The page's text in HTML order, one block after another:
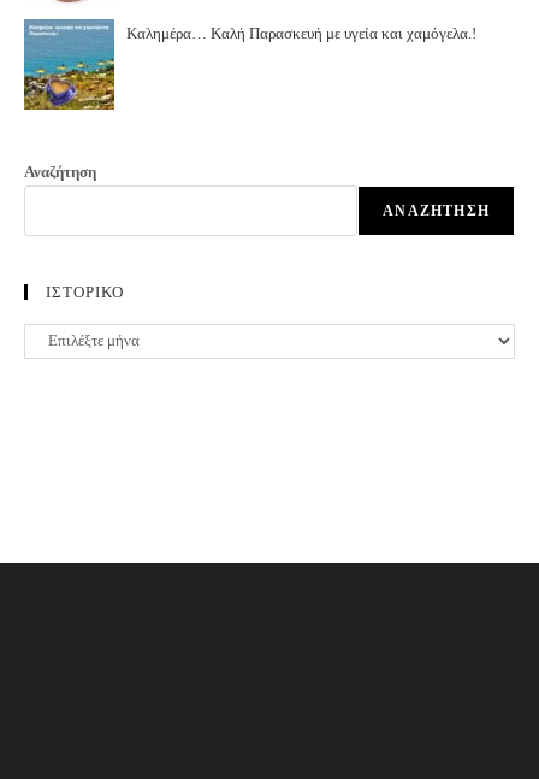
Καλημέρα… Καλή Παρασκευή με υγεία και χαμόγελα.!
Αναζήτηση
ΑΝΑΖΉΤΗΣΗ
ΙΣΤΟΡΙΚΟ
ΙΣΤΟΡΙΚΟ